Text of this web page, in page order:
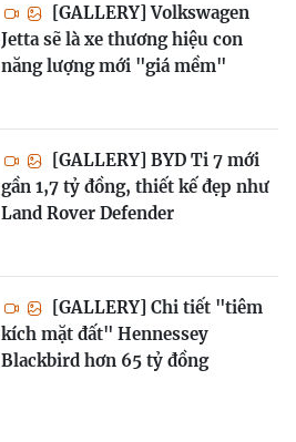
[GALLERY] Volkswagen
Jetta sẽ là xe thương hiệu con
năng lượng mới "giá mềm"
[GALLERY] BYD Ti 7 mới
gần 1,7 tỷ đồng, thiết kế đẹp như
Land Rover Defender
[GALLERY] Chi tiết "tiêm
kích mặt đất" Hennessey
Blackbird hơn 65 tỷ đồng